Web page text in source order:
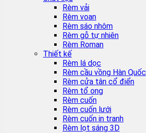
Rèm vải
Rèm voan
Rèm sáo nhôm
Rèm gỗ tự nhiên
Rèm Roman
Thiết kế
Rèm lá dọc
Rèm cầu vồng Hàn Quốc
Rèm cửa tân cổ điển
Rèm tổ ong
Rèm cuốn
Rèm cuốn lưới
Rèm cuốn in tranh
Rèm lọt sáng 3D